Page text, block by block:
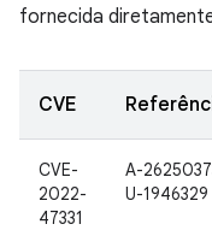
fornecida
CVE
CVE-
2022-
47331
A-
U-1946329